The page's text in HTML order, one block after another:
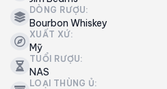
DÒNG RƯỢU:
Bourbon Whiskey
XUẤT XỨ:
Mỹ
TUỔI RƯỢU:
NAS
LOẠI THÙNG Ủ: